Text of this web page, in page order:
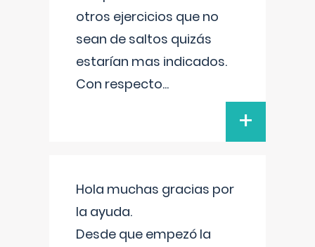
otros ejercicios que no
sean de saltos quizás
estarían mas indicados.
Con respecto...
+
Hola muchas gracias por
la ayuda.
Desde que empezó la